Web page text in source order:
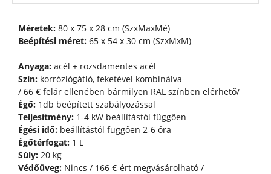
Méretek:80 x 75 x 28 cm (SzxMaxMé)
Beépítési méret:65 x 54 x 30 cm (SzxMxM)
Anyaga:acél + rozsdamentes acél
Szín:korróziógátló, feketével kombinálva
/ 66 € felár ellenében bármilyen RAL színben elérhető/
Égő:1db beépített szabályozással
Teljesítmény:1-4 kW beállítástól függően
Égési idő:beállítástól függően 2-6 óra
Égőtérfogat:1 L
Súly:20 kg
Védőüveg:Nincs / 166 €-ért megvásárolható /